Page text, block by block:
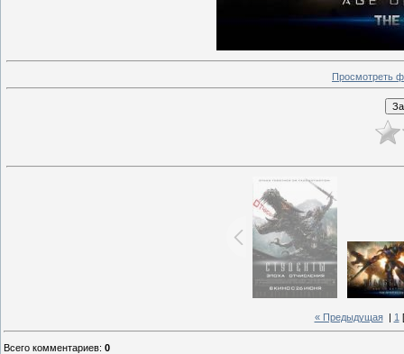
Просмотреть
« Предыдущая| 1 [
Всего комментариев: 0